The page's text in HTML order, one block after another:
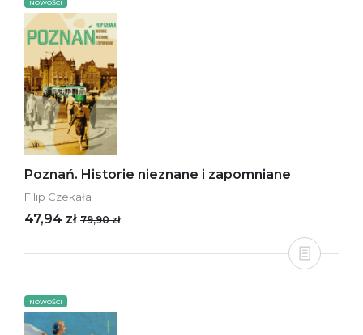
NOWOŚCI
Poznań. Historie nieznane i zapomniane
Filip Czekała
47,94 zł 79,90 zł
NOWOŚCI